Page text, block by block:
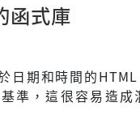
函式庫
日期和時間的
準，這很容易造成